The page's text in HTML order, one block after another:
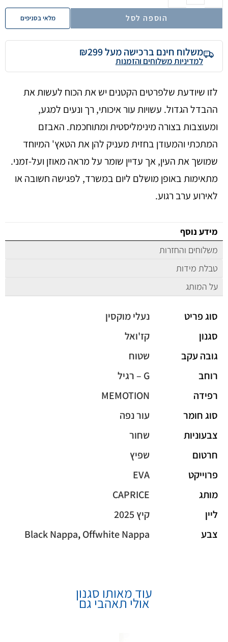
הוספה לסל מלאי בסניפים
משלוח חינם ברכישה מעל ₪299
למדיניות משלוחים והזמנות
לזו שיודעת שלפרטים הקטנים יש את הכוח לעשות את
ההבדל הגדול. עשויות עור איכותי, רך ונעים למגע,
ומעוצבות בצורה מינימליסטית ומתוחכמת. האבזם
המתכתי והמעודן בחזית מעניק להן את הטאץ' המיוחד
שמושך את העין, אך עדיין שומר על מראה מאוזן ועל-זמני.
מתאימות באופן מושלם ליום במשרד, לפגישה חשובה או
לאירוע ערב רגוע.
מידע נוסף
משלוחים והחזרות
טבלת מידות
על המותג
סוג פריט
נעלי מוקסין
סגנון
קז'ואל
גובה עקב
שטוח
רוחב
G – רגיל
רפידה
MEMOTION
סוג חומר
עור נפה
צבעוניות
שחור
חרטום
שפיץ
פרוייקט
EVA
מותג
CAPRICE
ליין
קיץ 2025
צבע
Black Nappa,Offwhite Nappa
עוד מאותו סגנון
אולי תאהבי גם